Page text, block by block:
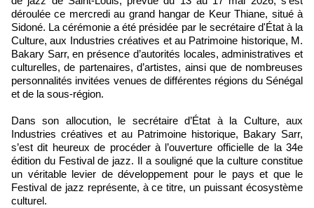
déroulée ce mercredi au grand hangar de Keur Thiane, situé à
Sidoné. La cérémonie a été présidée par le secrétaire d'État à la
Culture, aux Industries créatives et au Patrimoine historique, M.
Bakary Sarr, en présence d’autorités locales, administratives et
culturelles, de partenaires, d’artistes, ainsi que de nombreuses
personnalités invitées venues de différentes régions du Sénégal
et de la sous-région.
Dans son allocution, le secrétaire d’État à la Culture, aux
Industries créatives et au Patrimoine historique, Bakary Sarr,
s’est dit heureux de procéder à l’ouverture officielle de la 34e
édition du Festival de jazz. Il a souligné que la culture constitue
un véritable levier de développement pour le pays et que le
Festival de jazz représente, à ce titre, un puissant écosystème
culturel.